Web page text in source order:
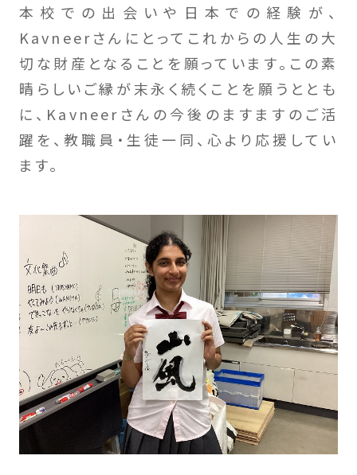
本校での出会いや日本での経験が、
Kavneerさんにとってこれからの人生の大
切な財産となることを願っています。この素
晴らしいご縁が末永く続くことを願うととも
に、Kavneerさんの今後のますますのご活
躍を、教職員・生徒一同、心より応援してい
ます。